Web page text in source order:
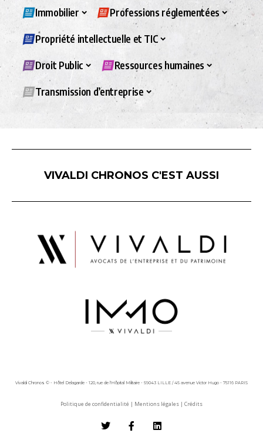
Immobilier Professions réglementées
Propriété intellectuelle et TIC
Droit Public Ressources humaines
Transmission d’entreprise
VIVALDI CHRONOS C'EST AUSSI
Vivaldi Chronos © - Hôtel Delagarde - 120, rue de l'Hôpital Militaire - 59043 LILLE / 45 avenue Victor Hugo - 75116 PARIS
Politique de confidentialité | Mentions légales | Crédits